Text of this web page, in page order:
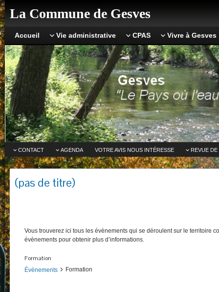
La Commune de Gesves
Accueil Vie administrative CPAS Vivre à Gesves
CONTACT AGENDA VOTRE AVIS NOUS INTÉRESSE REVUE DE
(pas de titre)
Vous trouverez ici tous les évènements qui se déroulent sur le territoire
évènements pour obtenir plus d’informations.
Formation
Évènements Formation